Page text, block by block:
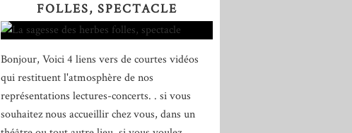
FOLLES, SPECTACLE
Bonjour, Voici 4 liens vers de courtes vidéos
qui restituent l'atmosphère de nos
représentations lectures-concerts. . si vous
souhaitez nous accueillir chez vous, dans un